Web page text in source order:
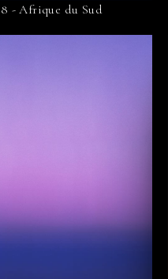
- Afrique du Sud